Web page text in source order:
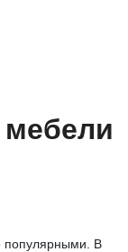
мебели
популярными. В